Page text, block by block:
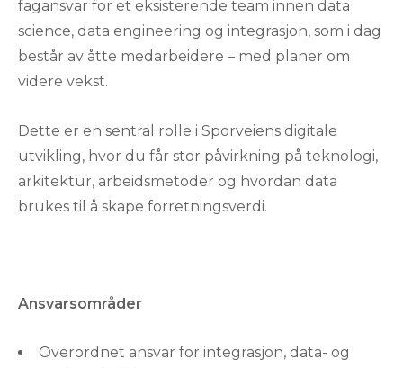
fagansvar for et eksisterende team innen data
science, data engineering og integrasjon, som i dag
består av åtte medarbeidere – med planer om
videre vekst.
Dette er en sentral rolle i Sporveiens digitale
utvikling, hvor du får stor påvirkning på teknologi,
arkitektur, arbeidsmetoder og hvordan data
brukes til å skape forretningsverdi.
Ansvarsområder
Overordnet ansvar for integrasjon, data- og